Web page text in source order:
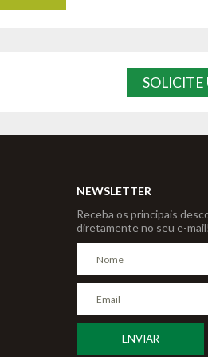
NEWSLETTER
Receba os principais
diretamente no seu e-mail!